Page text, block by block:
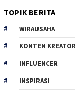
TOPIK BERITA
WIRAUSAHA
KONTEN
INFLUENCER
INSPIRASI